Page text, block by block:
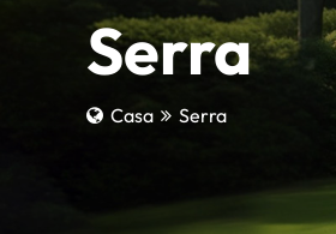
Serra
Casa Serra